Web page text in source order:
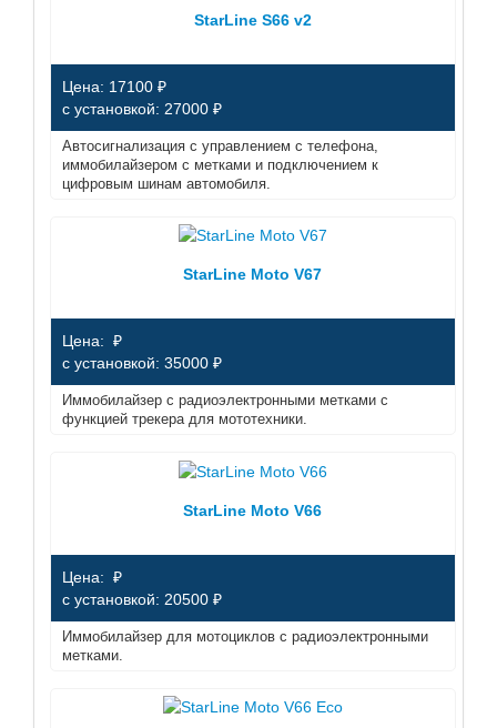
StarLine S66 v2
Цена: 17100 ₽
с установкой: 27000 ₽
Автосигнализация с управлением с телефона,
иммобилайзером с метками и подключением к
цифровым шинам автомобиля.
StarLine Moto V67
Цена: ₽
с установкой: 35000 ₽
Иммобилайзер с радиоэлектронными метками с
функцией трекера для мототехники.
StarLine Moto V66
Цена: ₽
с установкой: 20500 ₽
Иммобилайзер для мотоциклов с радиоэлектронными
метками.